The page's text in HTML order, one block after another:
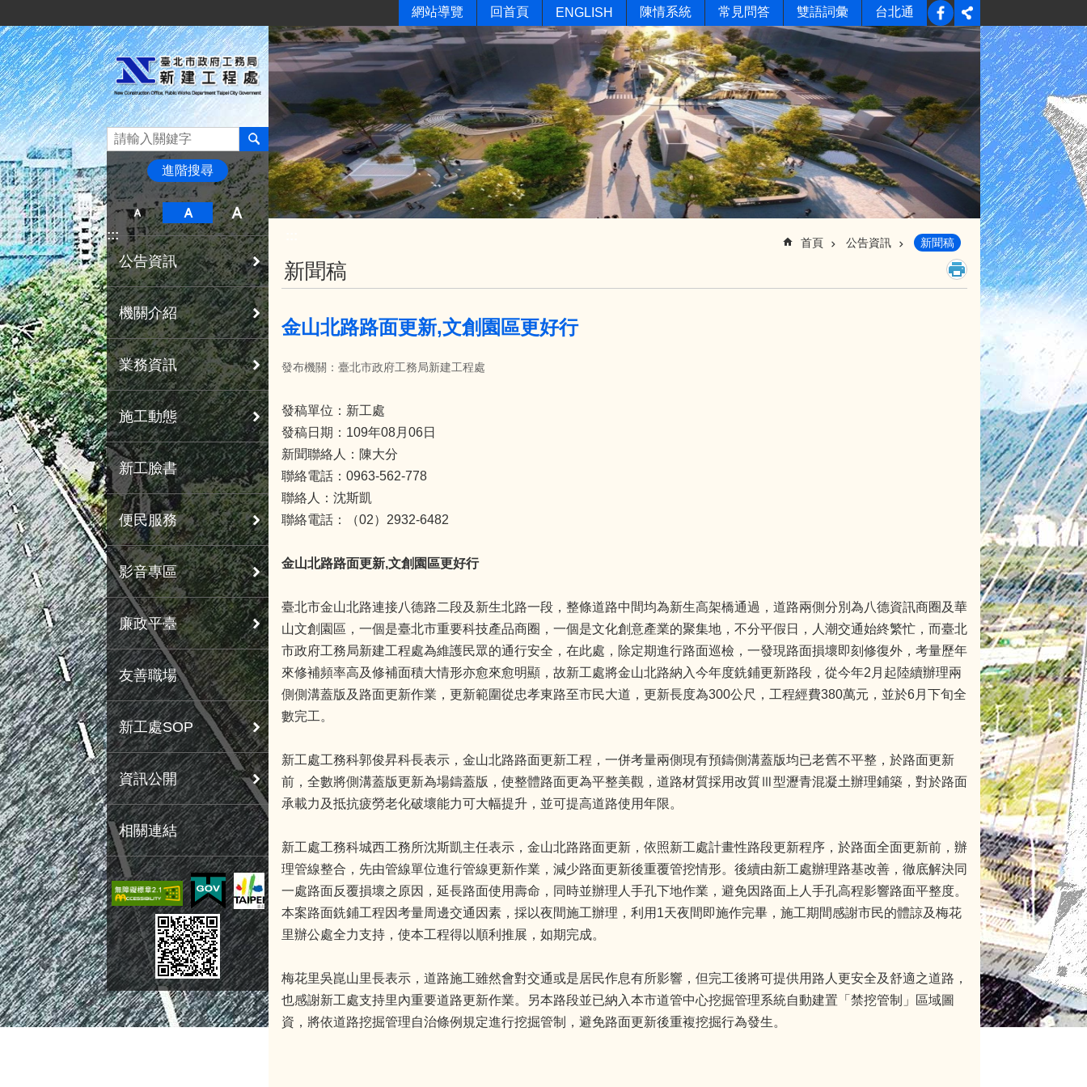
網站導覽 回首頁 ENGLISH 陳情系統 常見問答 雙語詞彙 台北通
進階搜尋
:::
公告資訊
機關介紹
業務資訊
施工動態
新工臉書
便民服務
影音專區
廉政平臺
友善職場
新工處SOP
資訊公開
相關連結
首頁 公告資訊 新聞稿
新聞稿
金山北路路面更新,文創園區更好行
發布機關：臺北市政府工務局新建工程處
發稿單位：新工處
發稿日期：109年08月06日
新聞聯絡人：陳大分
聯絡電話：0963-562-778
聯絡人：沈斯凱
聯絡電話：（02）2932-6482
金山北路路面更新,文創園區更好行
臺北市金山北路連接八德路二段及新生北路一段，整條道路中間均為新生高架橋通過，道路兩側分別為八德資訊商圈及華
山文創園區，一個是臺北市重要科技產品商圈，一個是文化創意產業的聚集地，不分平假日，人潮交通始終繁忙，而臺北
市政府工務局新建工程處為維護民眾的通行安全，在此處，除定期進行路面巡檢，一發現路面損壞即刻修復外，考量歷年
來修補頻率高及修補面積大情形亦愈來愈明顯，故新工處將金山北路納入今年度銑鋪更新路段，從今年2月起陸續辦理兩
側側溝蓋版及路面更新作業，更新範圍從忠孝東路至市民大道，更新長度為300公尺，工程經費380萬元，並於6月下旬全
數完工。
新工處工務科郭俊昇科長表示，金山北路路面更新工程，一併考量兩側現有預鑄側溝蓋版均已老舊不平整，於路面更新
前，全數將側溝蓋版更新為場鑄蓋版，使整體路面更為平整美觀，道路材質採用改質Ⅲ型瀝青混凝土辦理鋪築，對於路面
承載力及抵抗疲勞老化破壞能力可大幅提升，並可提高道路使用年限。
新工處工務科城西工務所沈斯凱主任表示，金山北路路面更新，依照新工處計畫性路段更新程序，於路面全面更新前，辦
理管線整合，先由管線單位進行管線更新作業，減少路面更新後重覆管挖情形。後續由新工處辦理路基改善，徹底解決同
一處路面反覆損壞之原因，延長路面使用壽命，同時並辦理人手孔下地作業，避免因路面上人手孔高程影響路面平整度。
本案路面銑鋪工程因考量周邊交通因素，採以夜間施工辦理，利用1天夜間即施作完畢，施工期間感謝市民的體諒及梅花
里辦公處全力支持，使本工程得以順利推展，如期完成。
梅花里吳崑山里長表示，道路施工雖然會對交通或是居民作息有所影響，但完工後將可提供用路人更安全及舒適之道路，
也感謝新工處支持里內重要道路更新作業。另本路段並已納入本市道管中心挖掘管理系統自動建置「禁挖管制」區域圖
資，將依道路挖掘管理自治條例規定進行挖掘管制，避免路面更新後重複挖掘行為發生。